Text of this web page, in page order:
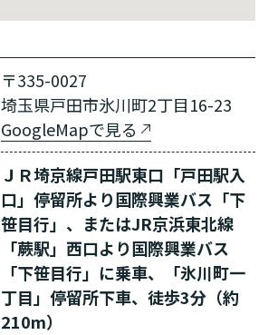
〒335-0027
埼玉県戸田市氷川町2丁目16-23
GoogleMapで見る
ＪＲ埼京線戸田駅東口「戸田駅入
口」停留所より国際興業バス「下
笹目行」、またはJR京浜東北線
「蕨駅」西口より国際興業バス
「下笹目行」に乗車、「氷川町一
丁目」停留所下車、徒歩3分（約
210m）